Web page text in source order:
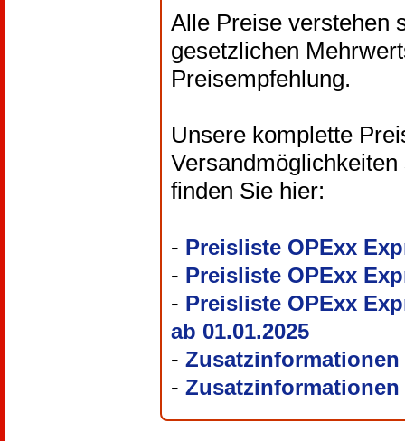
Alle Preise verstehen
gesetzlichen
Preisempfehlung.
Unsere komplette
finden Sie hier:
- Preisliste OPExx
- Preisliste OPExx
- Preisliste OPExx
ab 01.01.2025
- Zusatzinformationen
- Zusatzinformationen